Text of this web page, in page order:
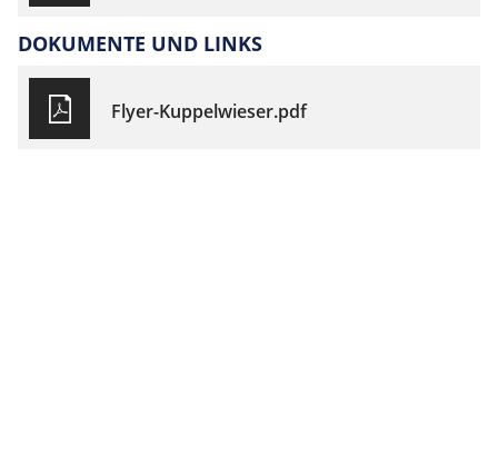
DOKUMENTE UND LINKS
Flyer-Kuppelwieser.pdf